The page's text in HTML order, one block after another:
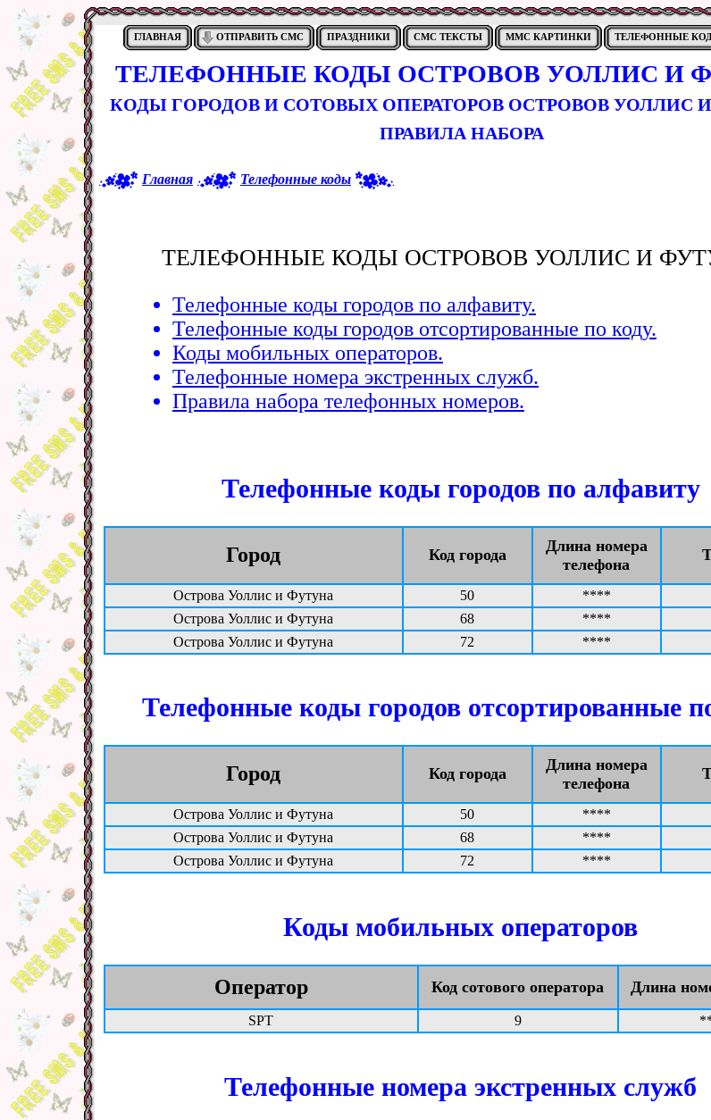
ГЛАВНАЯ ОТПРАВИТЬ СМС ПРАЗДНИКИ СМС ТЕКСТЫ ММС КАРТИНКИ ТЕЛЕФОННЫЕ
ТЕЛЕФОННЫЕ КОДЫ ОСТРОВОВ УОЛЛИС И
КОДЫ ГОРОДОВ И СОТОВЫХ ОПЕРАТОРОВ ОСТРОВОВ УОЛЛИС
ПРАВИЛА НАБОРА
Главная Телефонные коды
ТЕЛЕФОННЫЕ КОДЫ ОСТРОВОВ УОЛЛИС И
Телефонные коды городов по алфавиту.
Телефонные коды городов отсортированные по коду.
Коды мобильных операторов.
Телефонные номера экстренных служб.
Правила набора телефонных номеров.
Телефонные коды городов по алфавиту
Город Код города
Длина номера
телефона
Острова Уоллис и Футуна 50 ****
Острова Уоллис и Футуна
68 ****
Острова Уоллис и Футуна
72 ****
Телефонные коды городов отсортированные
Город Код города
Длина номера
телефона
Острова Уоллис и Футуна 50 ****
Острова Уоллис и Футуна
68 ****
Острова Уоллис и Футуна
72 ****
Коды мобильных операторов
Оператор Код сотового оператора Длина
SPT 9
Телефонные номера экстренных служб